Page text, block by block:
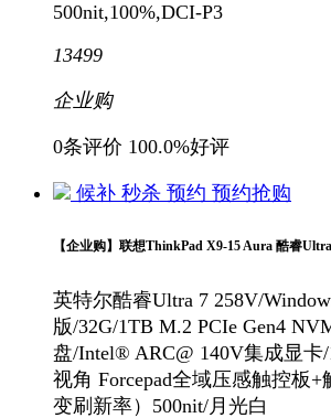
500nit,100%,DCI-P3
13499
企业购
0条评价 100.0%好评
候补 秒杀 预约 预约抢购
【企业购】联想ThinkPad X9-15 Aura 酷睿
英特尔酷睿Ultra 7 258V/
版/32G/1TB M.2 PCIe Gen4
盘/Intel® ARC@ 140V集成显卡
视角 Forcepad全域压感触控板+
变刷新率）500nit/月光白